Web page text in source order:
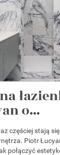
o...
częściej stają
Piotr
połączyć